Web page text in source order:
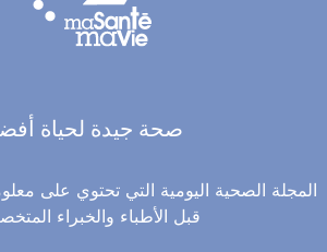
صحة جيدة لحياة
المجلة الصحية اليومية التي تحتوي على
قبل الأطباء والخبراء